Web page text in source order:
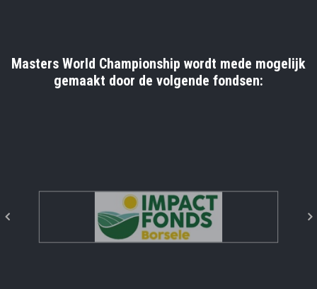
Masters World Championship wordt mede mogelijk
gemaakt door de volgende fondsen: